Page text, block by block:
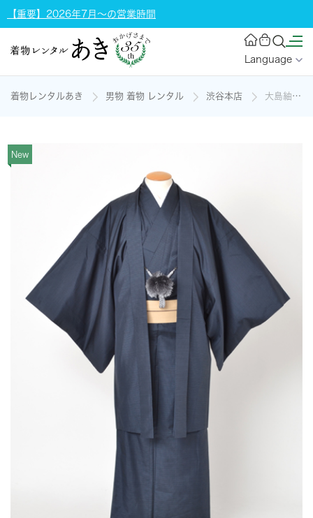
【重要】2026年7月～の営業時間
Language
着物レンタルあき 男物 着物 レンタル 渋谷本店 大島紬アンサンブル[紺・大島紬]の着物レンタル
New